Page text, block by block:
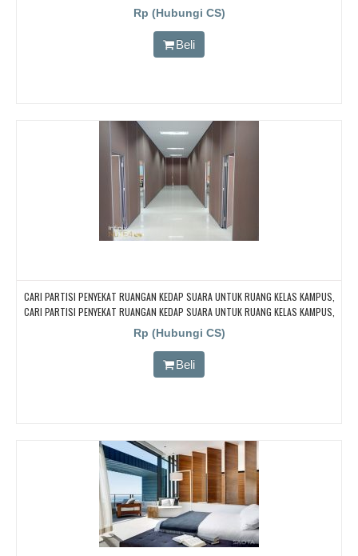
Rp (Hubungi CS)
Beli
CARI PARTISI PENYEKAT RUANGAN KEDAP SUARA UNTUK RUANG KELAS KAMPUS,
CARI PARTISI PENYEKAT RUANGAN KEDAP SUARA UNTUK RUANG KELAS KAMPUS,
CARI PARTISI PENYEKAT RUANGAN KEDAP SUARA UNTUK RUANG KELAS KAMPUS,
CARI PARTISI PENYEKAT RUANGAN KEDAP SUARA UNTUK RUANG KELAS KAMPUS,
CARI PARTISI PENYEKAT RUANGAN KEDAP SUARA UNTUK RUANG KELAS KAMPUS
Rp (Hubungi CS)
Beli